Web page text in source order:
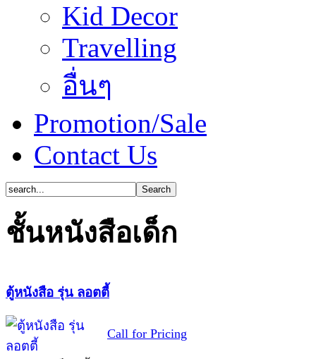
Kid Decor
Travelling
อื่นๆ
Promotion/Sale
Contact Us
ชั้นหนังสือเด็ก
ตู้หนังสือ รุ่น ลอตตี้
Call for Pricing